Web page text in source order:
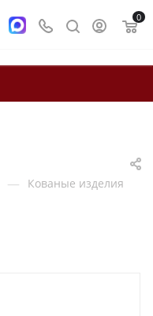
0
— Кованые изделия